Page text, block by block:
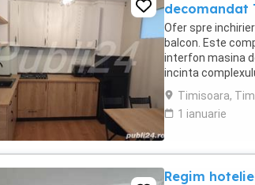
decomandat
Ofer spre
balcon. Este
interfon masina
incinta
joaca pentru
Timisoara,
1 ianuarie
Regim